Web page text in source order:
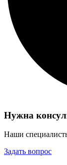
Нужна
Наши
Задать вопрос